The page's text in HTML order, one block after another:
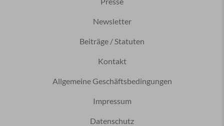
Newsletter
Beiträge / Statuten
Kontakt
Allgemeine Geschäftsbedingungen
Impressum
Datenschutz